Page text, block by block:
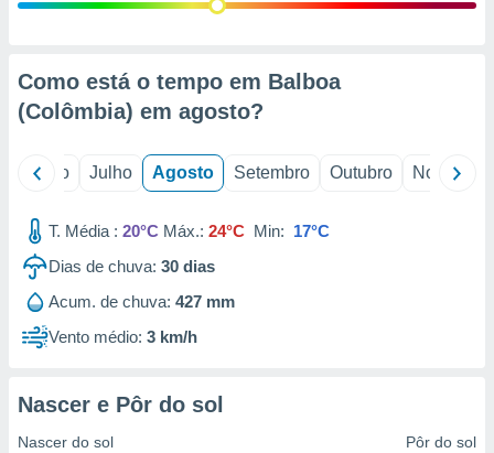
através
estudos
1199
Como está o tempo em Balboa
(Colômbia) em agosto?
Junho Julho Agosto Setembro Outubro Novembro
T. Média : 20°C Máx.: 24°C Min: 17°C
Dias de chuva: 30 dias
Acum. de chuva: 427 mm
Vento médio: 3 km/h
Nascer e Pôr do sol
Nascer do sol Pôr do sol